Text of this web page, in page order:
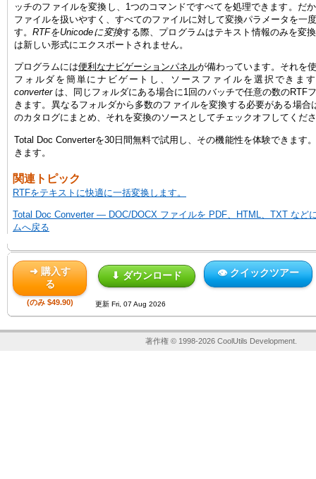
ッチのファイルを変換し、1つのコマンドですべてを処理できます。だ
ファイルを扱いやすく、すべてのファイルに対して変換パラメータを一
す。RTFをUnicodeに変換する際、プログラムはテキスト情報のみを変
は新しい形式にエクスポートされません。
プログラムには便利なナビゲーションパネルが備わっています。それを
フォルダを簡単にナビゲートし、ソースファイルを選択できま
converterは、同じフォルダにある場合に1回のバッチで任意の数のRTF
きます。異なるフォルダから多数のファイルを変換する必要がある場合
のカタログにまとめ、それを変換のソースとしてチェックオフしてくだ
Total Doc Converterを30日間無料で試用し、その機能性を体験できます。
きます。
関連トピック
RTFをテキストに快適に一括変换します。
Total Doc Converter — DOC/DOCX ファイルを PDF、HTML、TXT など
ムへ戻る
➜ 購入す
る
⬇ ダウンロード 👁 クイックツアー
(のみ $49.90) 更新 Fri, 07 Aug 2026
著作権 © 1998-2026 CoolUtils Development.